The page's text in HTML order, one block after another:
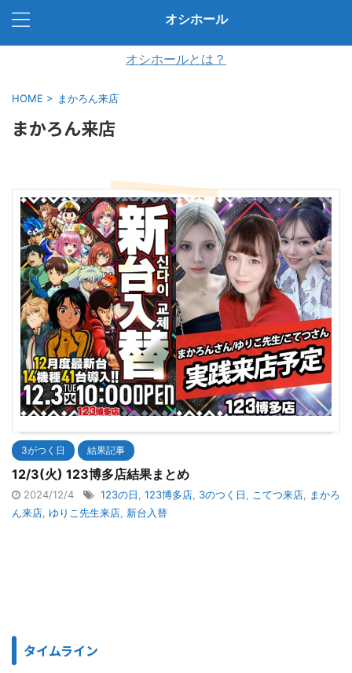
オシホール
オシホールとは？
HOME > まかろん来店
まかろん来店
3がつく日 結果記事
12/3(火) 123博多店結果まとめ
2024/12/4 123の日 123博多店 3のつく日 こてつ来店
まかろ
ん来店 ゆりこ先生来店 新台入替
タイムライン